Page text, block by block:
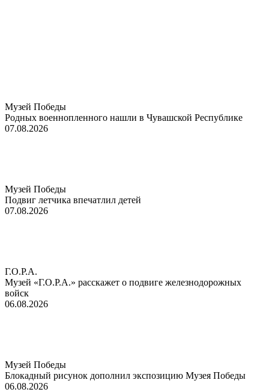
Музей Победы
Родных военнопленного нашли в Чувашской Республике
07.08.2026
Музей Победы
Подвиг летчика впечатлил детей
07.08.2026
Г.О.Р.А.
Музей «Г.О.Р.А.» расскажет о подвиге железнодорожных
войск
06.08.2026
Музей Победы
Блокадный рисунок дополнил экспозицию Музея Победы
06.08.2026